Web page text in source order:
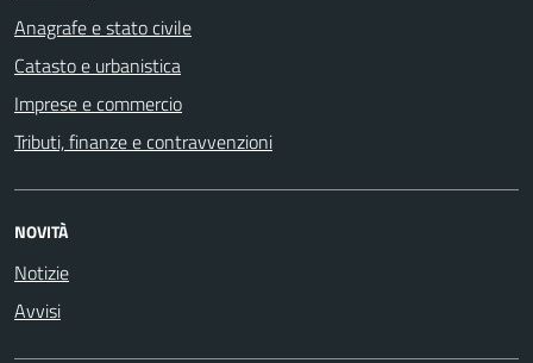
Anagrafe e stato civile
Catasto e urbanistica
Imprese e commercio
Tributi, finanze e contravvenzioni
NOVITÀ
Notizie
Avvisi